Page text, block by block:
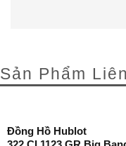
Sản Phẩm
Đồng Hồ Hublot